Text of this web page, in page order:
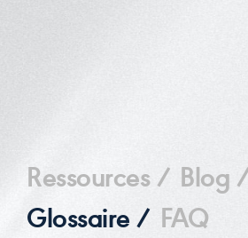
Ressources / Blog /
Glossaire / FAQ